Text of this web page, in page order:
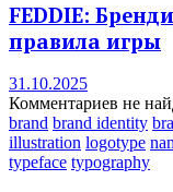
FEDDIE:
правила игры
31.10.2025
Комментариев не
brand brand identity
illustration logotype
typeface typography